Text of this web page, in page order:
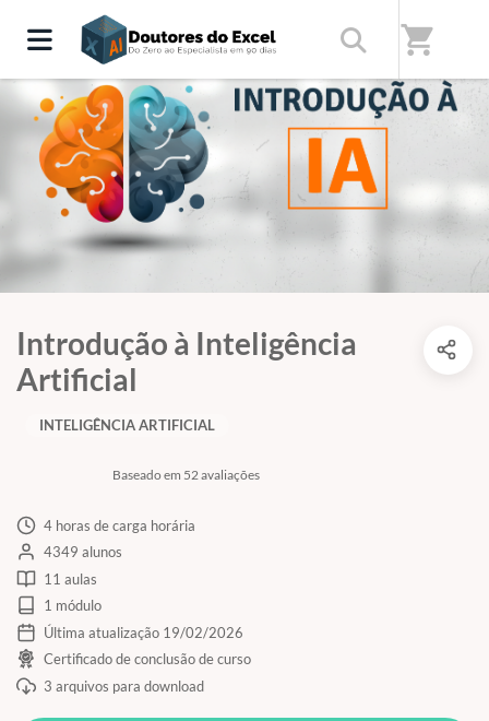
shopping_cart
Introdução à Inteligência
Artificial
Baseado em 52 avaliações
INTELIGÊNCIA ARTIFICIAL
4 horas de carga horária
4349 alunos
11 aulas
1 módulo
Última atualização 19/02/2026
Certificado de conclusão de curso
3 arquivos para download